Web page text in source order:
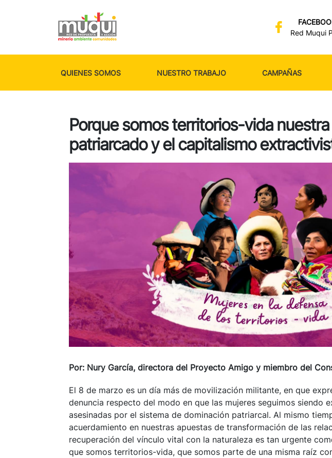
Red Muqui
QUIENES SOMOS NUESTRO TRABAJO CAMPAÑAS
Porque somos territorios-vida
patriarcado y el capitalismo
Por: Nury García, directora del Proyecto Amigo y miembro del
El 8 de marzo es un día más de movilización militante, en que
denuncia respecto del modo en que las mujeres seguimos siendo
asesinadas por el sistema de dominación patriarcal. Al mismo
acuerdamiento en nuestras apuestas de transformación de las
recuperación del vínculo vital con la naturaleza es tan urgente
que somos territorios-vida, que somos parte de una misma raíz